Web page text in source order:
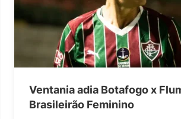
Ventania adia Botafogo x
Brasileirão Feminino